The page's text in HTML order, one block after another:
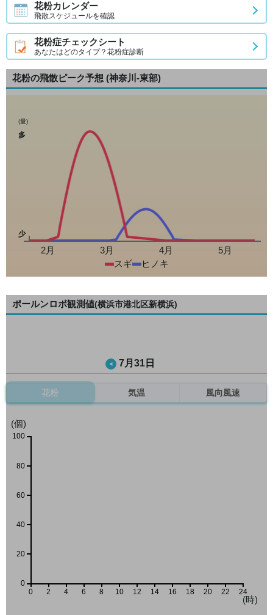
花粉カレンダー
飛散スケジュールを確認
花粉症チェックシート
あなたはどのタイプ？花粉症診断
花粉の飛散ピーク予想 (神奈川-東部)
(量)
多
少
2月 3月 4月
5月
スギ
ヒノキ
ポールンロボ観測値(横浜市港北区新横浜)
7月31日
花粉 気温 風向風速
0 2 4 6 8 10 12 14 16 18 20 22 24
(個)
(時)
0
20
40
60
80
100